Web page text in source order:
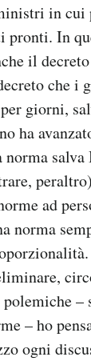
in cui
pronti. In
il
che i
giorni,
ha
norma
ad
norma
– ho
ogni